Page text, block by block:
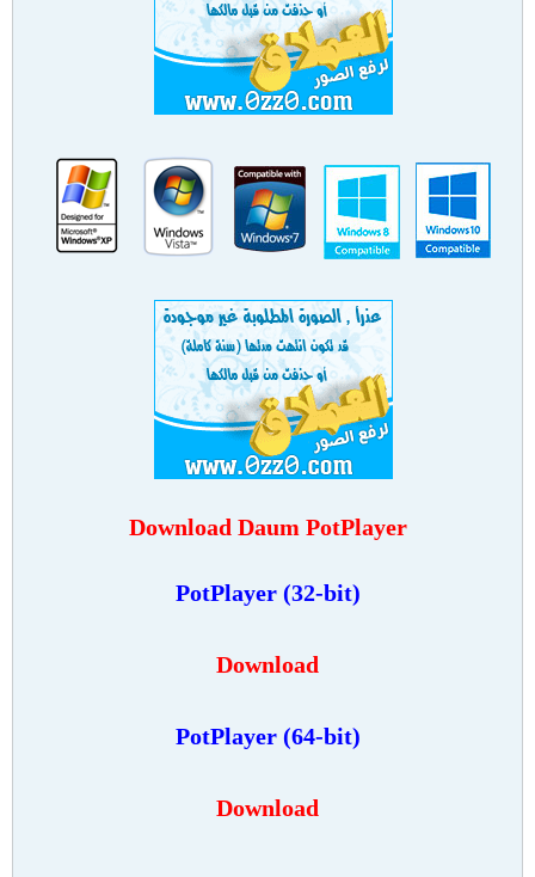
Download Daum PotPlayer
PotPlayer (32-bit)
Download
PotPlayer (64-bit)
Download